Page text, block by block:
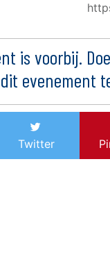
is voorbij.
evenement
Twitter